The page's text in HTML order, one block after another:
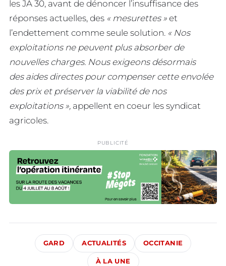
les JA 30, avant de dénoncer l’insuffisance des
réponses actuelles, des « mesurettes » et
l’endettement comme seule solution. « Nos
exploitations ne peuvent plus absorber de
nouvelles charges. Nous exigeons désormais
des aides directes pour compenser cette envolée
des prix et préserver la viabilité de nos
exploitations », appellent en coeur les syndicat
agricoles.
PUBLICITÉ
GARD ACTUALITÉS OCCITANIE
À LA UNE